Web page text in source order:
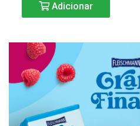
Adicionar